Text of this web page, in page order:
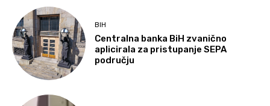
BIH
Centralna banka BiH zvanično
aplicirala za pristupanje SEPA
području